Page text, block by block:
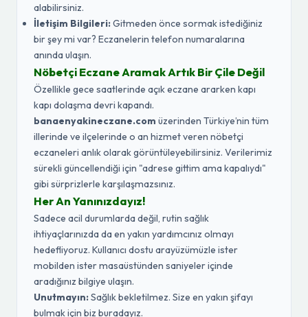
alabilirsiniz.
İletişim Bilgileri:Gitmeden önce sormak istediğiniz
bir şey mi var? Eczanelerin telefon numaralarına
anında ulaşın.
Nöbetçi Eczane Aramak Artık Bir Çile Değil
Özellikle gece saatlerinde açık eczane ararken kapı
kapı dolaşma devri kapandı.
banaenyakineczane.com üzerinden Türkiye’nin tüm
illerinde ve ilçelerinde o an hizmet veren nöbetçi
eczaneleri anlık olarak görüntüleyebilirsiniz. Verilerimiz
sürekli güncellendiği için "adrese gittim ama kapalıydı"
gibi sürprizlerle karşılaşmazsınız.
Her An Yanınızdayız!
Sadece acil durumlarda değil, rutin sağlık
ihtiyaçlarınızda da en yakın yardımcınız olmayı
hedefliyoruz. Kullanıcı dostu arayüzümüzle ister
mobilden ister masaüstünden saniyeler içinde
aradığınız bilgiye ulaşın.
Unutmayın:Sağlık bekletilmez. Size en yakın şifayı
bulmak için biz buradayız.